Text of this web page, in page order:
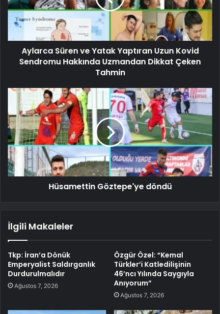
Aylarca Süren ve Yatak Yaptıran Uzun Kovid
Sendromu Hakkında Uzmandan Dikkat Çeken
Tahmin
Hüsamettin Göztepe'ye döndü
İlgili Makaleler
Tkp: İran’a Dönük
Emperyalist Saldırganlık
Durdurulmalıdır
Ağustos 7, 2026
Özgür Özel: “Kemal
Türkler’i Katledilişinin
46’ncı Yılında Saygıyla
Anıyorum”
Ağustos 7, 2026